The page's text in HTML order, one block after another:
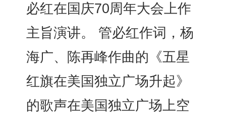
必红在国庆70周年大会上作
主旨演讲。 管必红作词，杨
海广、陈再峰作曲的《五星
红旗在美国独立广场升起》
的歌声在美国独立广场上空